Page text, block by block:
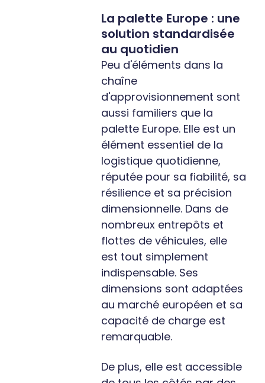
La palette Europe : une
solution standardisée
au quotidien
Peu d'éléments dans la
chaîne
d'approvisionnement sont
aussi familiers que la
palette Europe. Elle est un
élément essentiel de la
logistique quotidienne,
réputée pour sa fiabilité, sa
résilience et sa précision
dimensionnelle. Dans de
nombreux entrepôts et
flottes de véhicules, elle
est tout simplement
indispensable. Ses
dimensions sont adaptées
au marché européen et sa
capacité de charge est
remarquable.
De plus, elle est accessible